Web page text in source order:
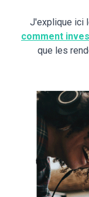
J'explique ici
comment
que les